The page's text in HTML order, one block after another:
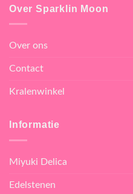
Over Sparklin Moon
Over ons
Contact
Kralenwinkel
Informatie
Miyuki Delica
Edelstenen